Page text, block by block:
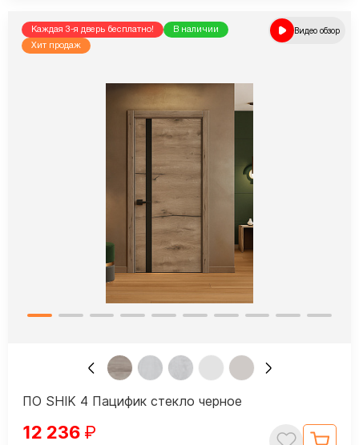
Каждая 3-я дверь бесплатно!
В наличии
Хит продаж
Видео обзор
ПО SHIK 4 Пацифик стекло черное
12 236 ₽